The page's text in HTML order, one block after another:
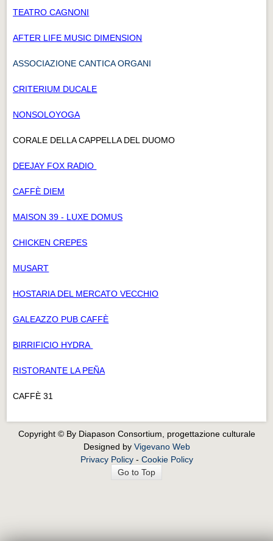
TEATRO CAGNONI
AFTER LIFE MUSIC DIMENSION
ASSOCIAZIONE CANTICA ORGANI
CRITERIUM DUCALE
NONSOLOYOGA
CORALE DELLA CAPPELLA DEL DUOMO
DEEJAY FOX RADIO
CAFFÈ DIEM
MAISON 39 - LUXE DOMUS
CHICKEN CREPES
MUSART
HOSTARIA DEL MERCATO VECCHIO
GALEAZZO PUB CAFFÈ
BIRRIFICIO HYDRA
RISTORANTE LA PEÑA
CAFFÈ 31
Copyright © By Diapason Consortium, progettazione culturale
Designed by Vigevano Web
Privacy Policy- Cookie Policy
Go to Top